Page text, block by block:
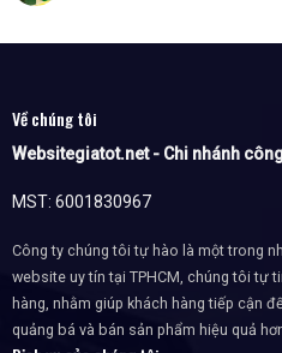
Về chúng tôi
Websitegiatot.net - Chi nhánh công
MST: 6001830967
Công ty chúng tôi tự hào là một trong
website uy tín tại TPHCM, chúng tôi tự
hàng, nhằm giúp khách hàng tiếp cận
quảng bá và bán sản phẩm hiệu quả